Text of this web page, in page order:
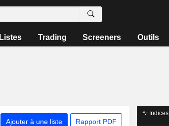
Listes Trading Screeners Outils
Ajouter à une liste Rapport PDF
Indices